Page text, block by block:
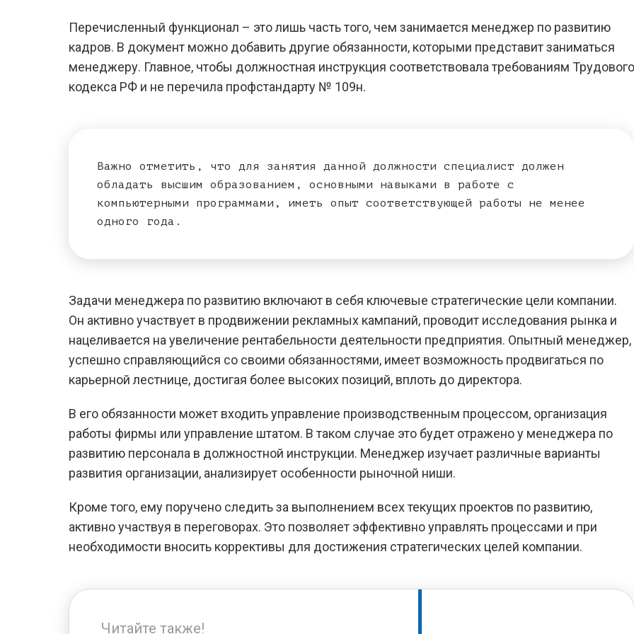
Перечисленный функционал – это лишь часть того, чем занимается менеджер по развитию
кадров. В документ можно добавить другие обязанности, которыми представит заниматься
менеджеру. Главное, чтобы должностная инструкция соответствовала требованиям Трудового
кодекса РФ и не перечила профстандарту № 109н.
Важно отметить, что для занятия данной должности специалист должен
обладать высшим образованием, основными навыками в работе с
компьютерными программами, иметь опыт соответствующей работы не менее
одного года.
Задачи менеджера по развитию включают в себя ключевые стратегические цели компании.
Он активно участвует в продвижении рекламных кампаний, проводит исследования рынка и
нацеливается на увеличение рентабельности деятельности предприятия. Опытный менеджер,
успешно справляющийся со своими обязанностями, имеет возможность продвигаться по
карьерной лестнице, достигая более высоких позиций, вплоть до директора.
В его обязанности может входить управление производственным процессом, организация
работы фирмы или управление штатом. В таком случае это будет отражено у менеджера по
развитию персонала в должностной инструкции. Менеджер изучает различные варианты
развития организации, анализирует особенности рыночной ниши.
Кроме того, ему поручено следить за выполнением всех текущих проектов по развитию,
активно участвуя в переговорах. Это позволяет эффективно управлять процессами и при
необходимости вносить коррективы для достижения стратегических целей компании.
Читайте также!